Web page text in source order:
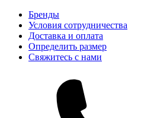
Бренды
Условия сотрудничества
Доставка и оплата
Определить размер
Свяжитесь с нами